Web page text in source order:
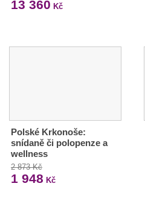
13 360 Kč
Polské Krkonoše:
snídaně či polopenze a
wellness
2 873 Kč
1 948 Kč